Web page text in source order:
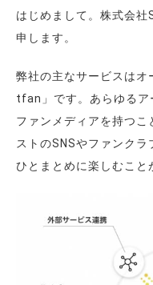
はじめまして。株式会
申します。
弊社の主なサービスはオ
tfan」です。あらゆるア
ファンメディアを持つこ
ストのSNSやファンク
ひとまとめに楽しむこと